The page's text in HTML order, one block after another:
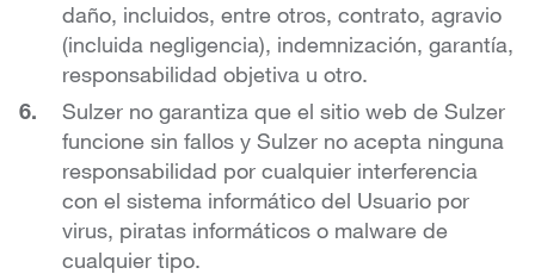
daño, incluidos, entre otros, contrato, agravio
(incluida negligencia), indemnización, garantía,
responsabilidad objetiva u otro.
Sulzer no garantiza que el sitio web de Sulzer
funcione sin fallos y Sulzer no acepta ninguna
responsabilidad por cualquier interferencia
con el sistema informático del Usuario por
virus, piratas informáticos o malware de
cualquier tipo.